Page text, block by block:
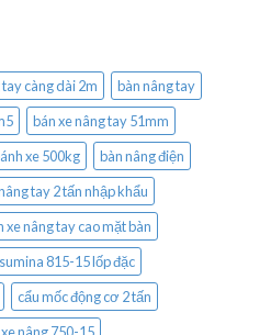
tay càng dài 2m
bàn nâng tay
bán xe nâng tay 51mm
xe 500kg
bàn nâng điện
tay 2 tấn nhập khẩu
xe nâng tay cao mặt bàn
815-15 lốp đặc
cẩu mốc động cơ 2 tấn